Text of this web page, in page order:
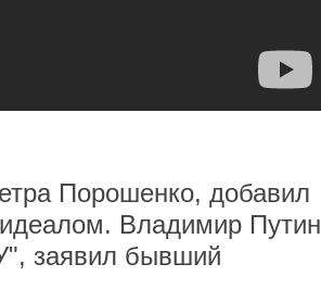
Порошенко, добавил
Владимир Путин
заявил бывший